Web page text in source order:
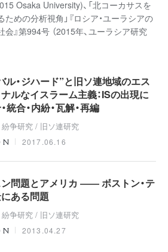
Osaka University)、「北コーカサスを
ための分析視角」『ロシア・ユーラシアの
会』第994号 （2015年、ユーラシア研究
ル・ジハード”と旧ソ連地域のエス
ルなイスラーム主義：ISの出現に
統合・内紛・瓦解・再編
紛争研究 / 旧ソ連研究
2017.06.16
問題とアメリカ ―― ボストン・テ
ある問題
紛争研究 / 旧ソ連研究
2013.04.27